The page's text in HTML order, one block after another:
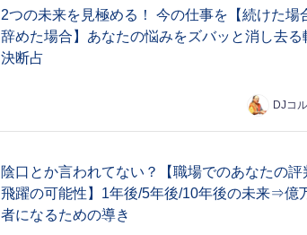
2つの未来を見極める！ 今の仕事を【続けた場
辞めた場合】あなたの悩みをズバッと消し去る
決断占
DJコ
陰口とか言われてない？【職場でのあなたの評
飛躍の可能性】1年後/5年後/10年後の未来⇒億
者になるための導き